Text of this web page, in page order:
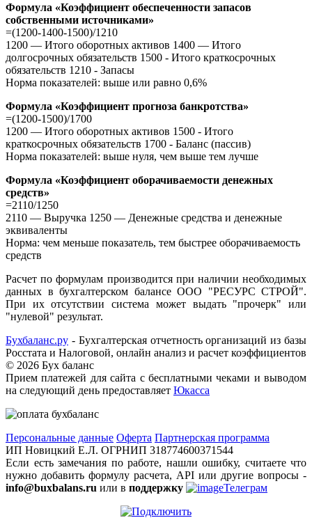
Формула «Коэффициент обеспеченности запасов
собственными источниками»
=(1200-1400-1500)/1210
1200 — Итого оборотных активов 1400 — Итого
долгосрочных обязательств 1500 - Итого краткосрочных
обязательств 1210 - Запасы
Норма показателей: выше или равно 0,6%
Формула «Коэффициент прогноза банкротства»
=(1200-1500)/1700
1200 — Итого оборотных активов 1500 - Итого
краткосрочных обязательств 1700 - Баланс (пассив)
Норма показателей: выше нуля, чем выше тем лучше
Формула «Коэффициент оборачиваемости денежных
средств»
=2110/1250
2110 — Выручка 1250 — Денежные средства и денежные
эквиваленты
Норма: чем меньше показатель, тем быстрее оборачиваемость
средств
Расчет по формулам производится при наличии необходимых
данных в бухгалтерском балансе ООО "РЕСУРС СТРОЙ".
При их отсутствии система может выдать "прочерк" или
"нулевой" результат.
Бухбаланс.ру - Бухгалтерская отчетность организаций из базы
Росстата и Налоговой, онлайн анализ и расчет коэффициентов
© 2026 Бух баланс
Прием платежей для сайта с бесплатными чеками и выводом
на следующий день предоставляет Юкасса
Персональные данные Оферта Партнерская программа
ИП Новицкий Е.Л. ОГРНИП 318774600371544
Если есть замечания по работе, нашли ошибку, считаете что
нужно добавить формулу расчета, API или другие вопросы -
info@buxbalans.ru или в поддержку Телеграм